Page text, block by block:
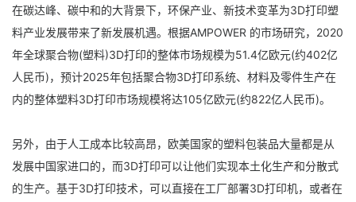
在碳达峰、碳中和的大背景下，环保产业、新技术变革为3D打印塑
料产业发展带来了新发展机遇。根据AMPOWER 的市场研究，2020
年全球聚合物(塑料)3D打印的整体市场规模为51.4亿欧元(约402亿
人民币)，预计2025年包括聚合物3D打印系统、材料及零件生产在
内的整体塑料3D打印市场规模将达105亿欧元(约822亿人民币)。
另外，由于人工成本比较高昂，欧美国家的塑料包装品大量都是从
发展中国家进口的，而3D打印可以让他们实现本土化生产和分散式
的生产。基于3D打印技术，可以直接在工厂部署3D打印机，或者在